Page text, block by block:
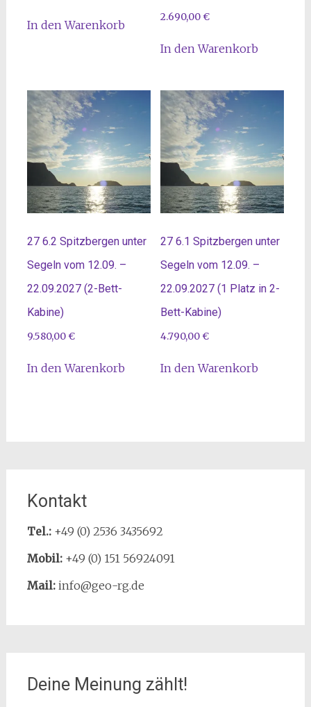
In den Warenkorb
2.690,00€
In den Warenkorb
27 6.2 Spitzbergen unter
Segeln vom 12.09. –
22.09.2027 (2-Bett-
Kabine)
9.580,00€
In den Warenkorb
27 6.1 Spitzbergen unter
Segeln vom 12.09. –
22.09.2027 (1 Platz in 2-
Bett-Kabine)
4.790,00€
In den Warenkorb
Kontakt
Tel.:+49 (0) 2536 3435692
Mobil:+49 (0) 151 56924091
Mail:info@geo-rg.de
Deine Meinung zählt!